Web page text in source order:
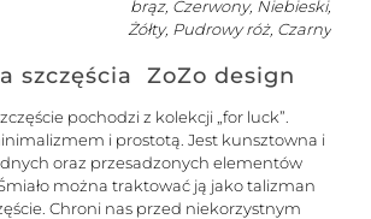
brąz, Czerwony, Niebieski,
Żółty, Pudrowy róż, Czarny
szczęścia ZoZo design
pochodzi z kolekcji „for luck”.
i prostotą. Jest kunsztowna i
oraz przesadzonych elementów
można traktować ją jako talizman
Chroni nas przed niekorzystnym